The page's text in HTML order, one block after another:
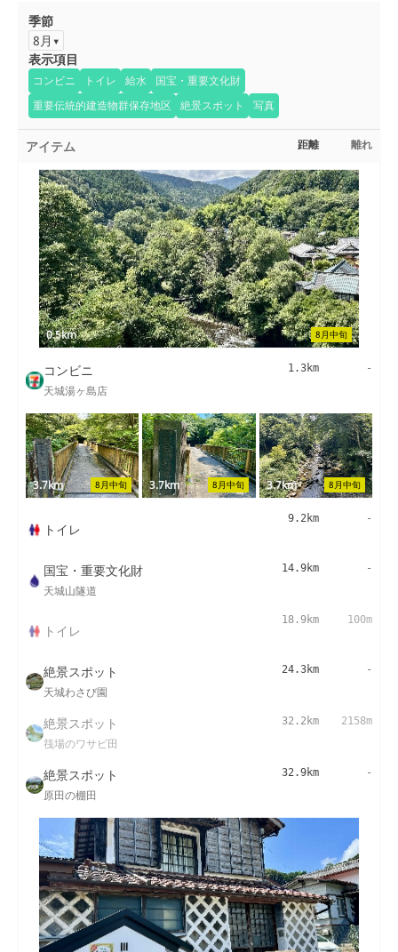
季節
8月
表示項目
コンビニ トイレ 給水
国宝・重要文化財
重要伝統的建造物群保存地区
絶景スポット 写真
アイテム 距離 離れ
8月中旬
0.5km
コンビニ
天城湯ヶ島店
1.3km -
8月中旬
3.7km 8月中旬
3.7km 8月中旬
3.7km
トイレ
9.2km -
国宝・重要文化財
天城山隧道
14.9km -
トイレ
18.9km 100m
絶景スポット
天城わさび園
24.3km -
絶景スポット
筏場のワサビ田
32.2km 2158m
絶景スポット
原田の棚田
32.9km -